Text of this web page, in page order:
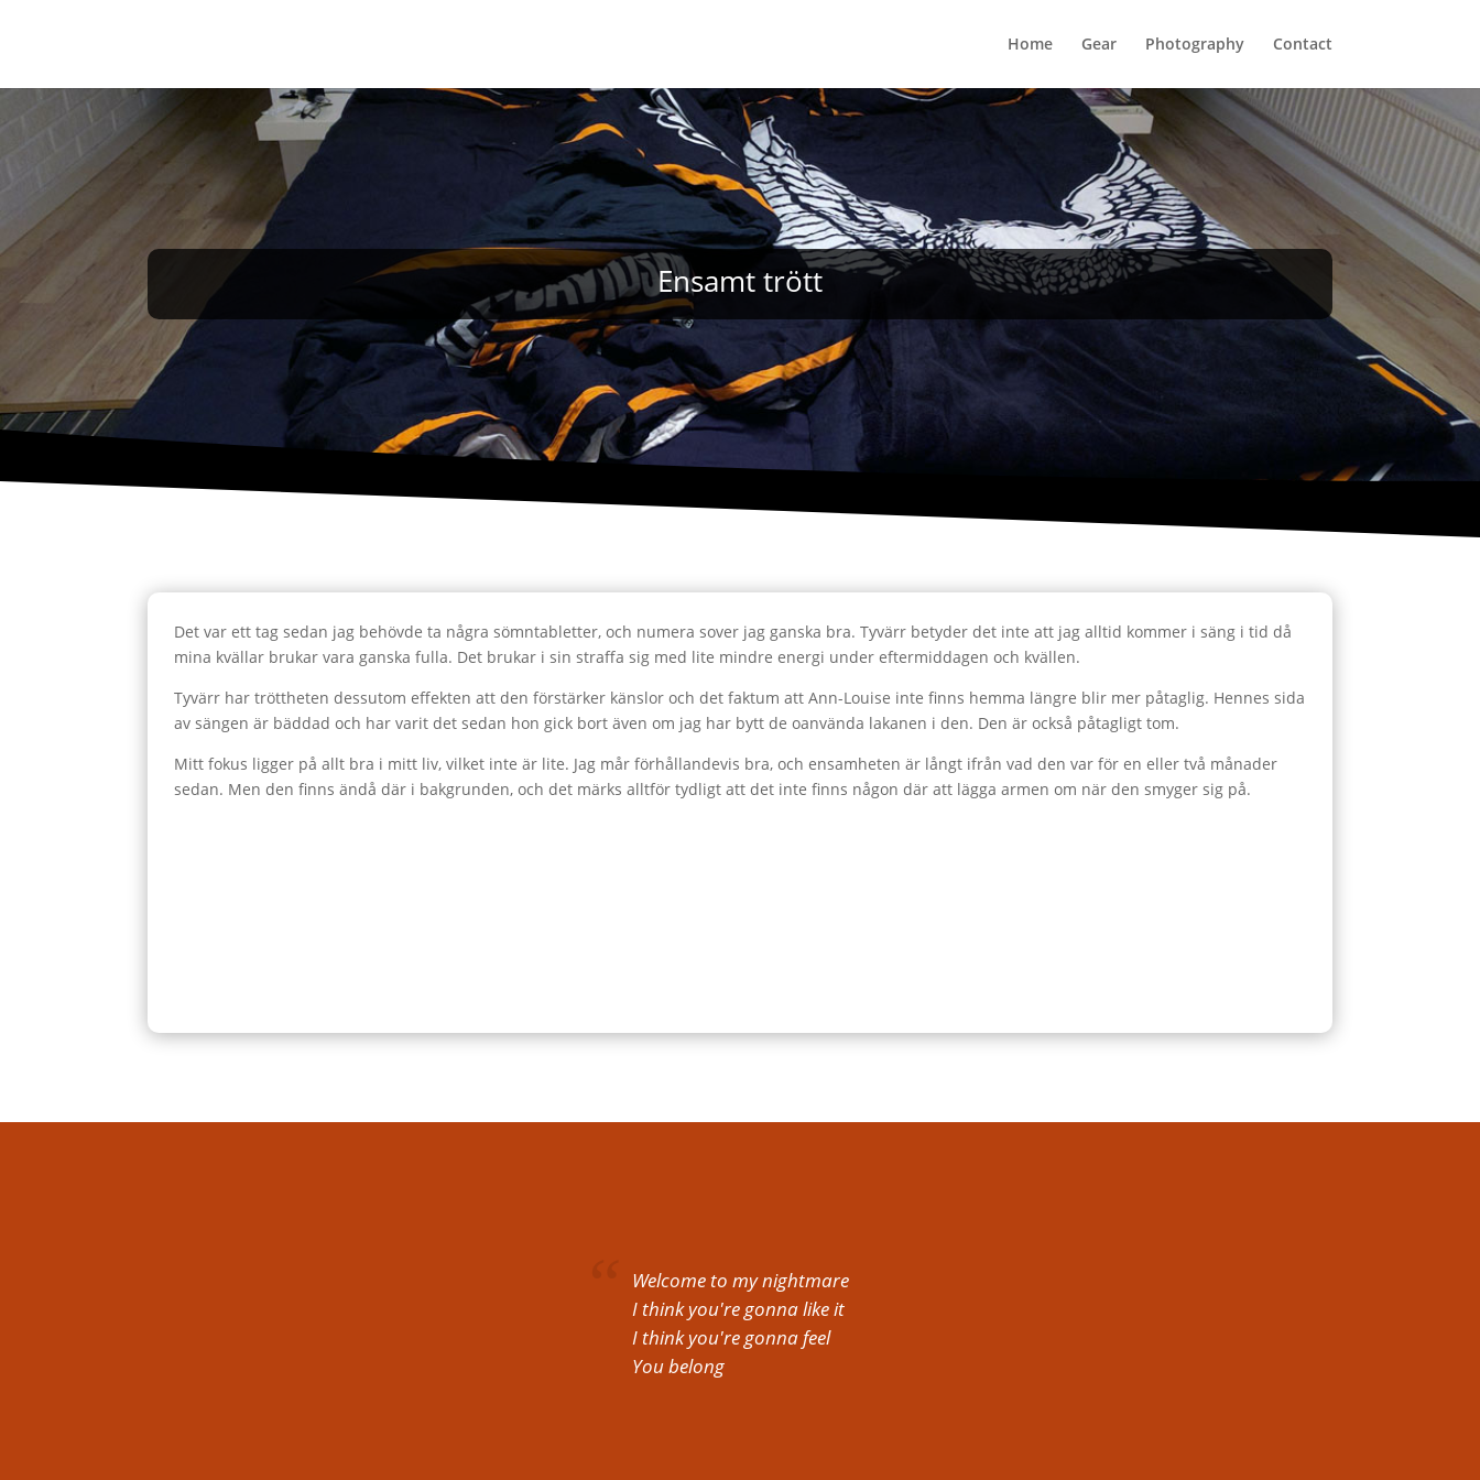
Home Gear Photography Contact
Ensamt trött
Det var ett tag sedan jag behövde ta några sömntabletter, och numera sover jag ganska bra. Tyvärr betyder det inte att jag alltid kommer i säng i tid då
mina kvällar brukar vara ganska fulla. Det brukar i sin straffa sig med lite mindre energi under eftermiddagen och kvällen.
Tyvärr har tröttheten dessutom effekten att den förstärker känslor och det faktum att Ann-Louise inte finns hemma längre blir mer påtaglig. Hennes sida
av sängen är bäddad och har varit det sedan hon gick bort även om jag har bytt de oanvända lakanen i den. Den är också påtagligt tom.
Mitt fokus ligger på allt bra i mitt liv, vilket inte är lite. Jag mår förhållandevis bra, och ensamheten är långt ifrån vad den var för en eller två månader
sedan. Men den finns ändå där i bakgrunden, och det märks alltför tydligt att det inte finns någon där att lägga armen om när den smyger sig på.
Welcome to my nightmare
I think you're gonna like it
I think you're gonna feel
You belong